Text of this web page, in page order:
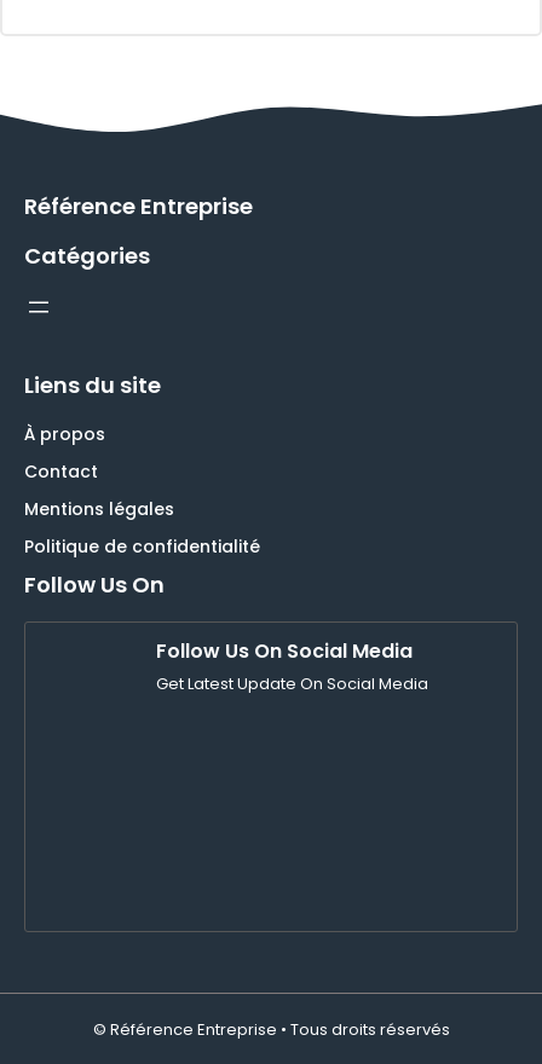
Référence Entreprise
Catégories
Liens du site
À propos
Contact
Mentions légales
Politique de confidentialité
Follow Us On
Follow Us On Social Media
Get Latest Update On Social Media
© Référence Entreprise • Tous droits réservés